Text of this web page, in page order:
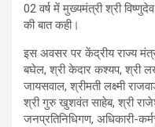
02 वर्ष में मुख्यमंत्री श्री
की बात कही।
इस अवसर पर केंद्रीय राज्य
बघेल, श्री केदार कश्यप, श्री
जायसवाल, श्रीमती लक्ष्मी
श्री गुरु खुशवंत साहेब, श्री
जनप्रतिनिधिगण, अधिकारी-